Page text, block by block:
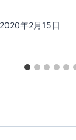
2020年2月15日